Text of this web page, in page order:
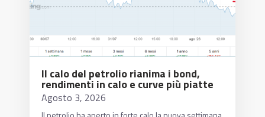
Il calo del petrolio rianima i bond,
rendimenti in calo e curve più piatte
Agosto 3, 2026